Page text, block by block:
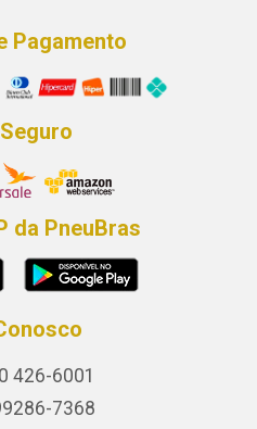
Pagamento
da PneuBras
426-6001
7368